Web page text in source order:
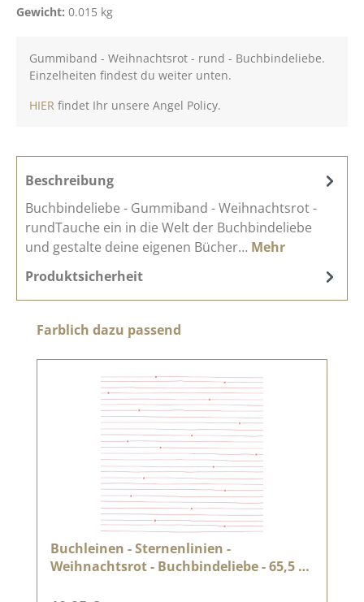
Gewicht: 0.015 kg
Gummiband - Weihnachtsrot - rund - Buchbindeliebe.
Einzelheiten findest du weiter unten.
HIER findet Ihr unsere Angel Policy.
Beschreibung
Buchbindeliebe - Gummiband - Weihnachtsrot -
rundTauche ein in die Welt der Buchbindeliebe
und gestalte deine eigenen Bücher… Mehr
Produktsicherheit
Produktgalerie überspringen
Farblich dazu passend
Buchleinen - Sternenlinien -
Weihnachtsrot - Buchbindeliebe - 65,5 x